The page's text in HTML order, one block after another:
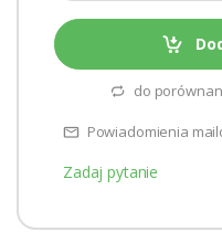
do
Powiadomienia
Zadaj pytanie